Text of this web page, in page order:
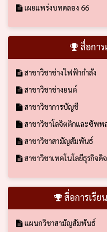
เผยแพร่งบทดลอง 66
สื่อกา
สาขาวิชาช่างไฟฟ้ากำลัง
สาขาวิชาช่างยนต์
สาขาวิชาการบัญชี
สาขาวิชาโลจิตติกและซัพพ
สาขาวิชาสามัญสัมพันธ์
สาขาวิชาเทคโนโลยีธุรกิจดิ
สื่อการเรี
แผนกวิชาสามัญสัมพันธ์